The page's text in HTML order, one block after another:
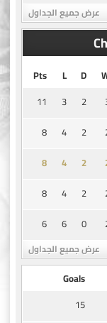
عرض جميع الجداول
D
L
Pts
2
3
11
2
4
8
2
4
8
2
4
8
0
6
6
عرض جميع الجداول
Goals
15